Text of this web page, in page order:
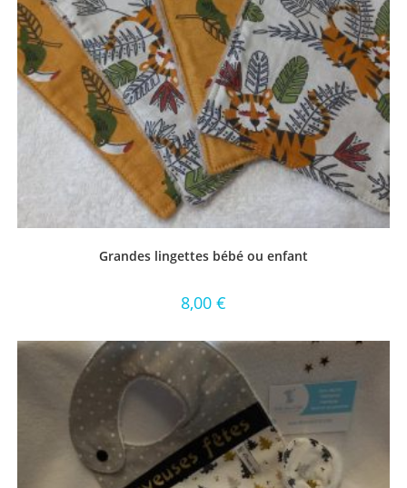
Grandes lingettes bébé ou enfant
8,00 €